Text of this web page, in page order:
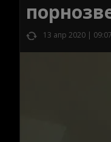
13 апр 2020 | 09:07